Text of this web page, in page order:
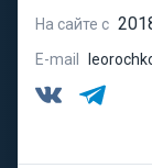
На сайте с
E-mail